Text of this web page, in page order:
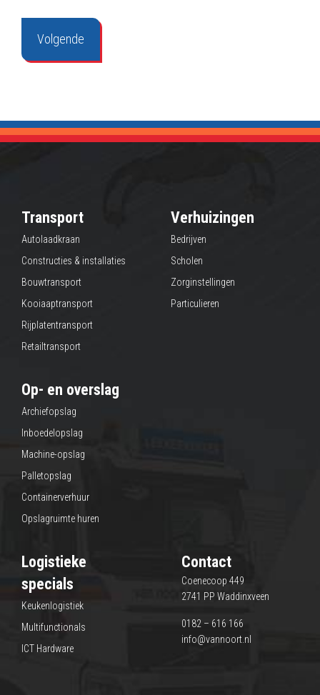
Transport
Autolaadkraan
Constructies & installaties
Bouwtransport
Kooiaaptransport
Rijplatentransport
Retailtransport
Verhuizingen
Bedrijven
Scholen
Zorginstellingen
Particulieren
Op- en overslag
Archiefopslag
Inboedelopslag
Machine-opslag
Palletopslag
Containerverhuur
Opslagruimte huren
Logistieke
specials
Keukenlogistiek
Multifunctionals
ICT Hardware
Contact
Coenecoop 449
2741 PP Waddinxveen
0182 – 616 166
info@vannoort.nl